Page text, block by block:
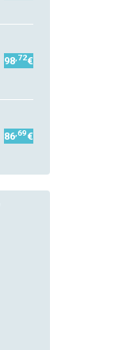
98 ,72€
86 ,69€